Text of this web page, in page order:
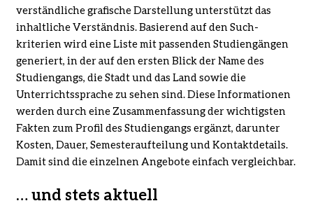
verständliche grafische Darstellung unterstützt das
inhaltliche Verständnis. Basierend auf den Such­
kriterien wird eine Liste mit passenden Studiengängen
generiert, in der auf den ersten Blick der Name des
Studiengangs, die Stadt und das Land sowie die
Unterrichtssprache zu sehen sind. Diese Informationen
werden durch eine Zusammenfassung der wichtigsten
Fakten zum Profil des Studiengangs ergänzt, darunter
Kosten, Dauer, Semester­aufteilung und Kontaktdetails.
Damit sind die einzelnen Angebote einfach vergleichbar.
… und stets aktuell